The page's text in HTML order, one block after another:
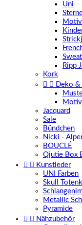
Uni
Ripp
Kork
  Deko &
Jacquard
Sale
Bündchen
Nicki -
BOUCLÉ
Qjutie Box
  Kunstleder
UNI Farben
Skull
Metallic
Pyramide
  Nähzubehör